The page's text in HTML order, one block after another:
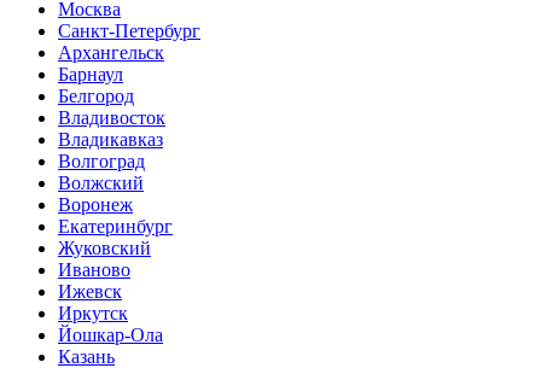
Москва
Санкт-Петербург
Архангельск
Барнаул
Белгород
Владивосток
Владикавказ
Волгоград
Волжский
Воронеж
Екатеринбург
Жуковский
Иваново
Ижевск
Иркутск
Йошкар-Ола
Казань